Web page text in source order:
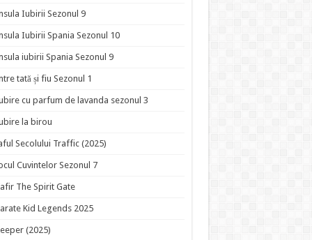
Iubirii Sezonul 9
Iubirii Spania Sezonul 10
iubirii Spania Sezonul 9
tată și fiu Sezonul 1
cu parfum de lavanda sezonul 3
la birou
Secolului Traffic (2025)
Cuvintelor Sezonul 7
The Spirit Gate
Kid Legends 2025
(2025)